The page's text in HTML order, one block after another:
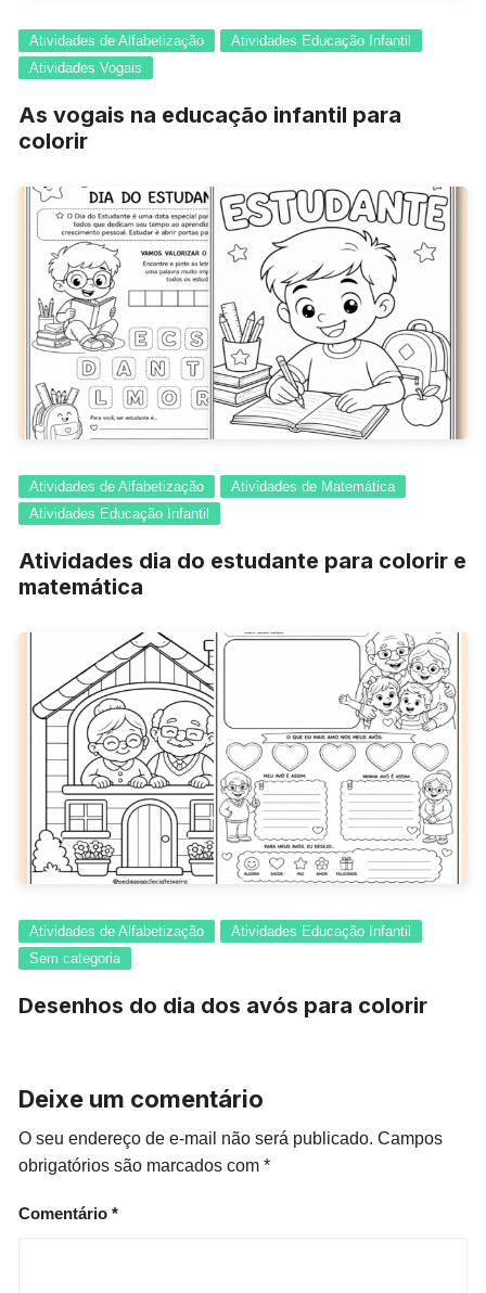
Atividades de Alfabetização
Atividades Educação Infantil
Atividades Vogais
As vogais na educação infantil para
colorir
Atividades de Alfabetização
Atividades de Matemática
Atividades Educação Infantil
Atividades dia do estudante para colorir e
matemática
Atividades de Alfabetização
Atividades Educação Infantil
Sem categoria
Desenhos do dia dos avós para colorir
Deixe um comentário
O seu endereço de e-mail não será publicado. Campos
obrigatórios são marcados com*
Comentário*